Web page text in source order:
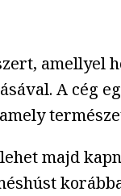
amellyel
A cég
majd